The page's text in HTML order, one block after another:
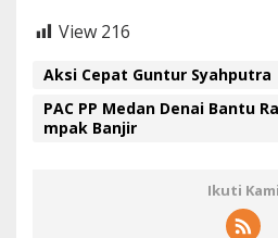
View 216
Aksi Cepat Guntur Syahputra
PAC PP Medan Denai Bantu
mpak Banjir
Ikuti Kami